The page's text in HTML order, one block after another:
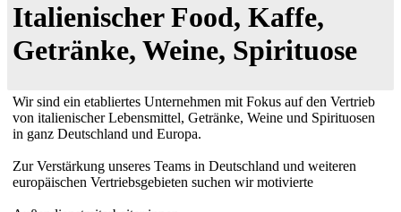
Italienischer Food, Kaffe,
Getränke, Weine, Spirituose
Wir sind ein etabliertes Unternehmen mit Fokus auf den Vertrieb
von italienischer Lebensmittel, Getränke, Weine und Spirituosen
in ganz Deutschland und Europa.
Zur Verstärkung unseres Teams in Deutschland und weiteren
europäischen Vertriebsgebieten suchen wir motivierte